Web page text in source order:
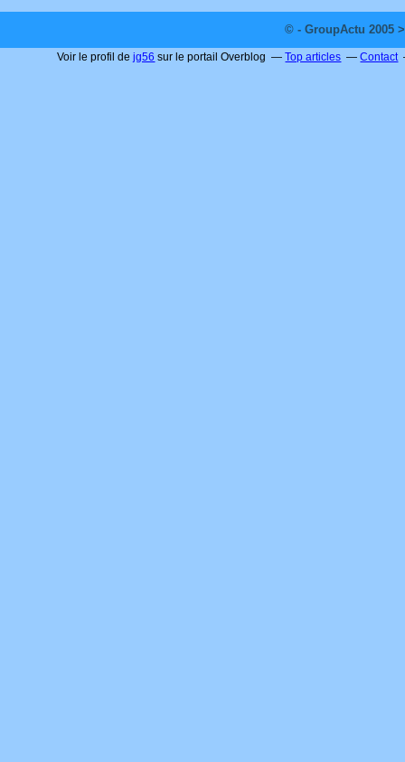
© - GroupActu 2005
Voir le profil dejg56 sur le portail Overblog Top articles Contact